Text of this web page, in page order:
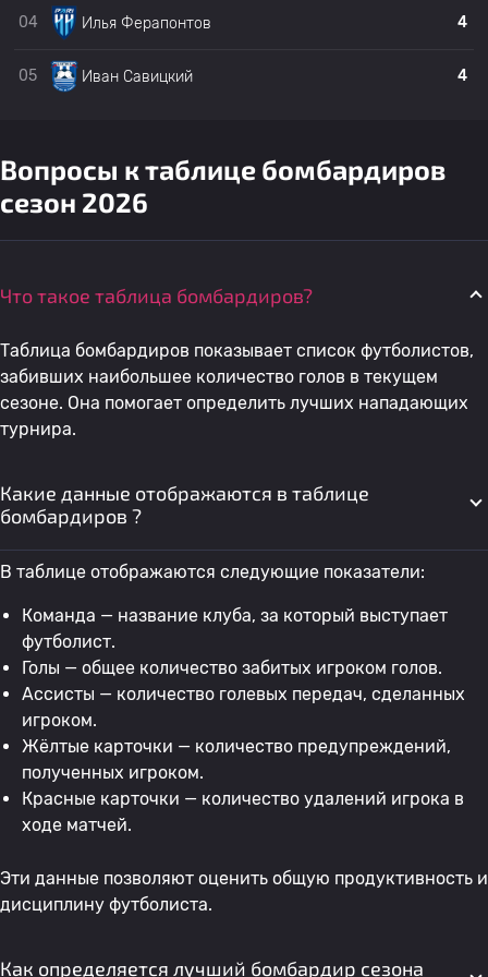
20 Артем Исик 1
Кирилл Николаев
22 Станислав Лапинский Нижний Новгород 2
24 Роман Баранов Нижний Новгород 2
25 A. Kuzin Нижний Новгород 2 0
26 Максим Новиков
27 Кристиан Маевский Нижний Новгород 2
28 Степан Голубев Нижний Новгород 2
30 E. Lukinykh Нижний Новгород 2 0
Kirill Saraev
32 Михаил Малоземов
33 Кирилл Попов
34 Владислав Медвикус Нижний Новгород 2
04 Илья Ферапонтов 4
05 Иван Савицкий 4
Вопросы к таблице бомбардиров
сезон 2026
Что такое таблица бомбардиров?
Таблица бомбардиров показывает список футболистов,
забивших наибольшее количество голов в текущем
сезоне. Она помогает определить лучших нападающих
турнира.
Какие данные отображаются в таблице
бомбардиров ?
В таблице отображаются следующие показатели:
Команда — название клуба, за который выступает
футболист.
Голы — общее количество забитых игроком голов.
Ассисты — количество голевых передач, сделанных
игроком.
Жёлтые карточки — количество предупреждений,
полученных игроком.
Красные карточки — количество удалений игрока в
ходе матчей.
Эти данные позволяют оценить общую продуктивность и
дисциплину футболиста.
Как определяется лучший бомбардир сезона